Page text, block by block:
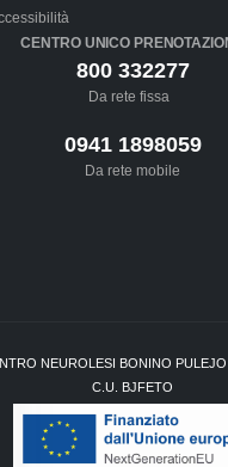
CENTRO UNICO
800 332277
Da rete fissa
0941 1898059
Da rete mobile
NEUROLESI BONINO
C.U. BJFETO